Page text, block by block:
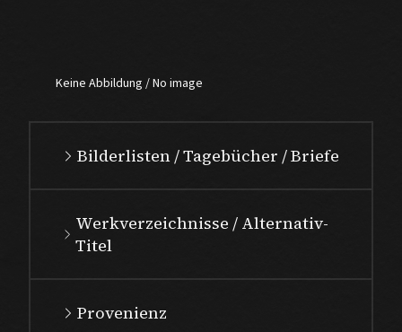
Keine Abbildung / No image
Bilderlisten / Tagebücher / Briefe
Werkverzeichnisse / Alternativ-
Titel
Provenienz